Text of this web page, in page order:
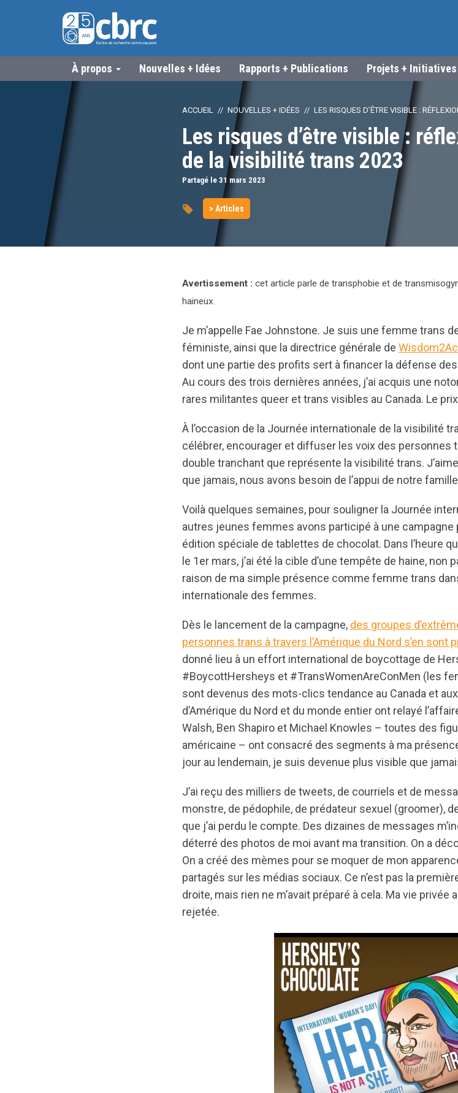
À propos Nouvelles + Idées Rapports + Publications Projets + Initiatives
ACCUEIL NOUVELLES + IDÉES LES RISQUES D’ÊTRE VISIBLE :
Les risques d’être visible :
de la visibilité trans 2023
Partagé le 31 mars 2023
> Articles
Avertissement : cet article parle de transphobie et de
haineux.
Je m’appelle Fae Johnstone. Je suis une femme trans
féministe, ainsi que la directrice générale de
dont une partie des profits sert à financer la défense
Au cours des trois dernières années, j’ai acquis une
rares militantes queer et trans visibles au Canada. Le
À l’occasion de la Journée internationale de la visibilité
célébrer, encourager et diffuser les voix des personnes
double tranchant que représente la visibilité trans.
que jamais, nous avons besoin de l’appui de notre
Voilà quelques semaines, pour souligner la Journée
autres jeunes femmes avons participé à une campagne
édition spéciale de tablettes de chocolat. Dans l’heure
le 1er mars, j’ai été la cible d’une tempête de haine, non
raison de ma simple présence comme femme trans
internationale des femmes.
Dès le lancement de la campagne, des groupes
personnes trans à travers l’Amérique du Nord s’en sont
donné lieu à un effort international de boycottage de
#BoycottHersheys et #TransWomenAreConMen (les
sont devenus des mots-clics tendance au Canada et
d’Amérique du Nord et du monde entier ont relayé
Walsh, Ben Shapiro et Michael Knowles – toutes des
américaine – ont consacré des segments à ma
jour au lendemain, je suis devenue plus visible que
J’ai reçu des milliers de tweets, de courriels et de
monstre, de pédophile, de prédateur sexuel (groomer),
que j’ai perdu le compte. Des dizaines de messages
déterré des photos de moi avant ma transition. On a
On a créé des mèmes pour se moquer de mon
partagés sur les médias sociaux. Ce n’est pas la
droite, mais rien ne m’avait préparé à cela. Ma vie
rejetée.